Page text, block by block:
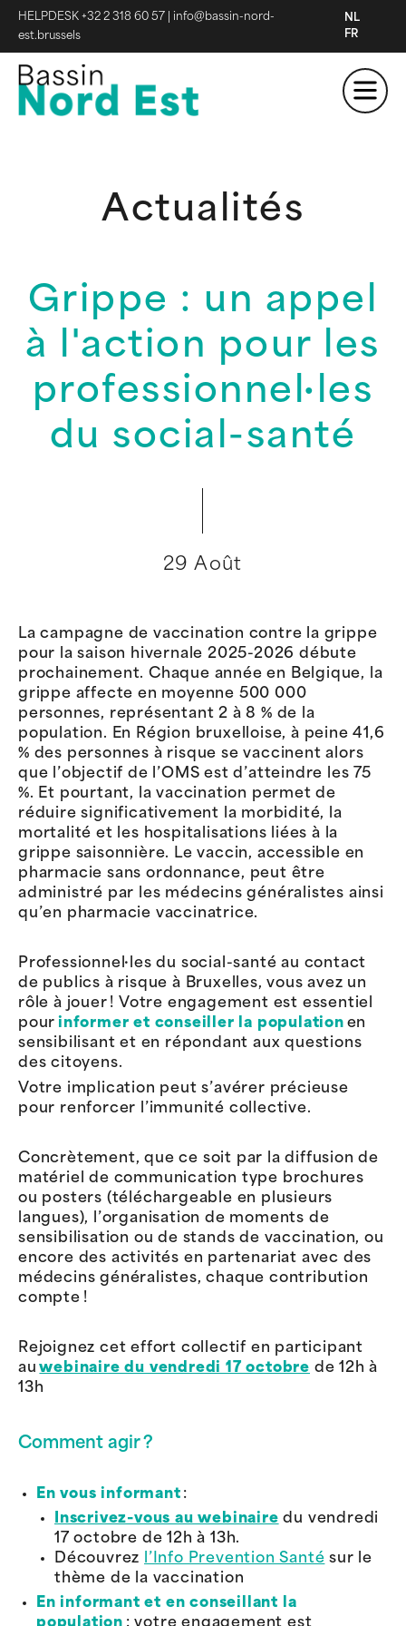
HELPDESK +32 2 318 60 57
info@bassin-nord-
est.brussels
NL
FR
Actualités
Grippe : un appel
à l'action pour les
professionnel·les
du social-santé
29 Août
La campagne de vaccination contre la grippe
pour la saison hivernale 2025-2026 débute
prochainement. Chaque année en Belgique, la
grippe affecte en moyenne 500 000
personnes, représentant 2 à 8 % de la
population. En Région bruxelloise, à peine 41,6
% des personnes à risque se vaccinent alors
que l’objectif de l’OMS est d’atteindre les 75
%. Et pourtant, la vaccination permet de
réduire significativement la morbidité, la
mortalité et les hospitalisations liées à la
grippe saisonnière. Le vaccin, accessible en
pharmacie sans ordonnance, peut être
administré par les médecins généralistes ainsi
qu’en pharmacie vaccinatrice.
Professionnel·les du social-santé au contact
de publics à risque à Bruxelles, vous avez un
rôle à jouer ! Votre engagement est essentiel
pour informer et conseiller la population en
sensibilisant et en répondant aux questions
des citoyens.
Votre implication peut s’avérer précieuse
pour renforcer l’immunité collective.
Concrètement, que ce soit par la diffusion de
matériel de communication type brochures
ou posters (téléchargeable en plusieurs
langues), l’organisation de moments de
sensibilisation ou de stands de vaccination, ou
encore des activités en partenariat avec des
médecins généralistes, chaque contribution
compte !
Rejoignez cet effort collectif en participant
auwebinaire du vendredi 17 octobre de 12h à
13h
Comment agir ?
En vous informant :
Inscrivez-vous au webinaire du vendredi
17 octobre de 12h à 13h.
Découvrez
l’Info Prevention Santé sur le
thème de la vaccination
En informant et en conseillant la
population : votre engagement est